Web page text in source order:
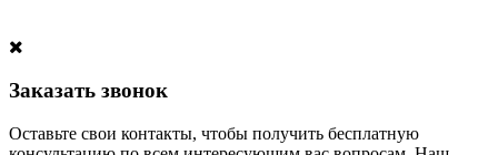
Заказать звонок
Оставьте свои контакты, чтобы получить бесплатную